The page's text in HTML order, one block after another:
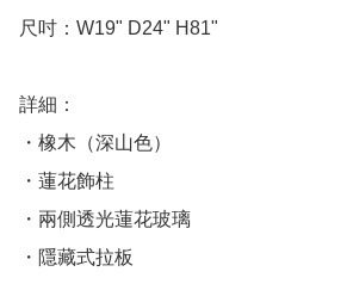
尺吋：W19" D24" H81"
詳細：
・橡木（深山色）
・蓮花飾柱
・兩側透光蓮花玻璃
・隱藏式拉板